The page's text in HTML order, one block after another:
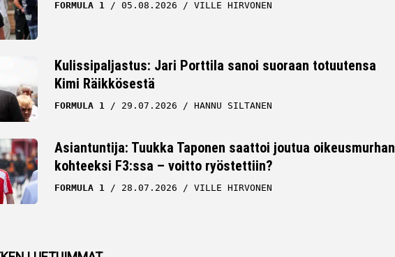
FORMULA 1 05.08.2026 VILLE HIRVONEN
Kulissipaljastus: Jari Porttila sanoi suoraan totuutensa
Kimi Räikkösestä
FORMULA 1 29.07.2026 HANNU SILTANEN
Asiantuntija: Tuukka Taponen saattoi joutua oikeusmurhan
kohteeksi F3:ssa – voitto ryöstettiin?
FORMULA 1 28.07.2026 VILLE HIRVONEN